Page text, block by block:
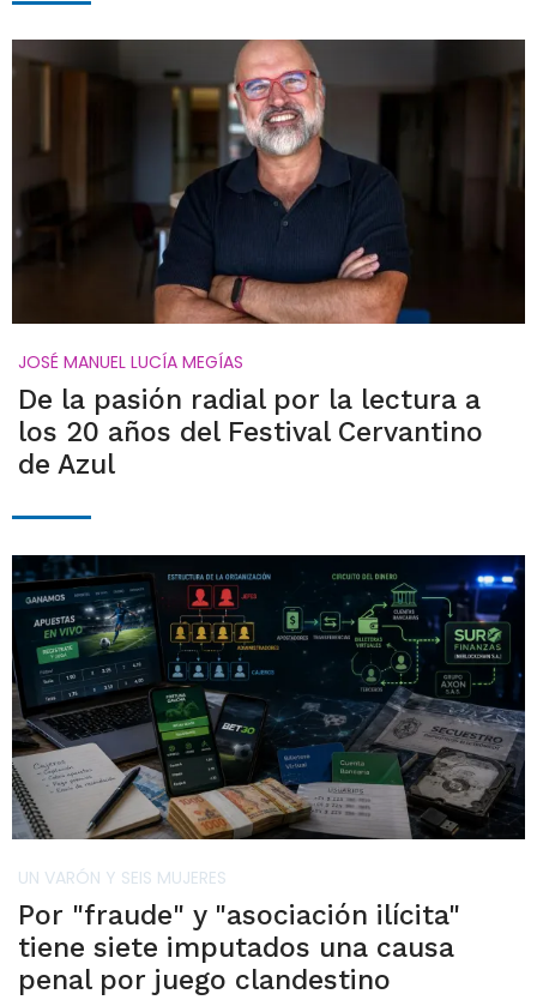
JOSÉ MANUEL LUCÍA MEGÍAS
De la pasión radial por la lectura a
los 20 años del Festival Cervantino
de Azul
UN VARÓN Y SEIS MUJERES
Por "fraude" y "asociación ilícita"
tiene siete imputados una causa
penal por juego clandestino